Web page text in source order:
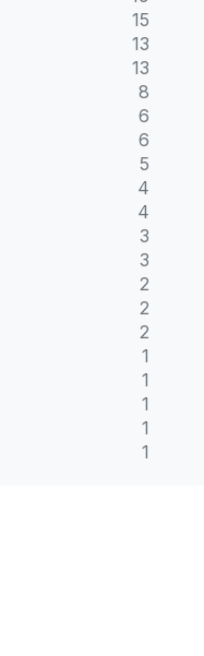
15
13
13
8
6
6
5
4
4
3
3
2
2
2
1
1
1
1
1